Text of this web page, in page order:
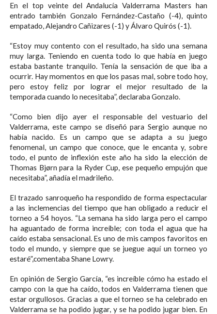
En el top veinte del Andalucía Valderrama Masters han
entrado también Gonzalo Fernández-Castaño (-4), quinto
empatado, Alejandro Cañizares (-1) y Álvaro Quirós (-1).
“Estoy muy contento con el resultado, ha sido una semana
muy larga. Teniendo en cuenta todo lo que había en juego
estaba bastante tranquilo. Tenía la sensación de que iba a
ocurrir. Hay momentos en que los pasas mal, sobre todo hoy,
pero estoy feliz por lograr el mejor resultado de la
temporada cuando lo necesitaba”, declaraba Gonzalo.
“Como bien dijo ayer el responsable del vestuario del
Valderrama, este campo se diseñó para Sergio aunque no
había nacido. Es un campo que se adapta a su juego
fenomenal, un campo que conoce, que le encanta y, sobre
todo, el punto de inflexión este año ha sido la elección de
Thomas Bjørn para la Ryder Cup, ese pequeño empujón que
necesitaba”, añadía el madrileño.
El trazado sanroqueño ha respondido de forma espectacular
a las inclemencias del tiempo que han obligado a reducir el
torneo a 54 hoyos. “La semana ha sido larga pero el campo
ha aguantado de forma increíble; con toda el agua que ha
caído estaba sensacional. Es uno de mis campos favoritos en
todo el mundo, y siempre que se juegue aquí un torneo yo
estaré”,comentaba Shane Lowry.
En opinión de Sergio García, “es increíble cómo ha estado el
campo con la que ha caído, todos en Valderrama tienen que
estar orgullosos. Gracias a que el torneo se ha celebrado en
Valderrama se ha podido jugar, y se ha podido jugar bien. En